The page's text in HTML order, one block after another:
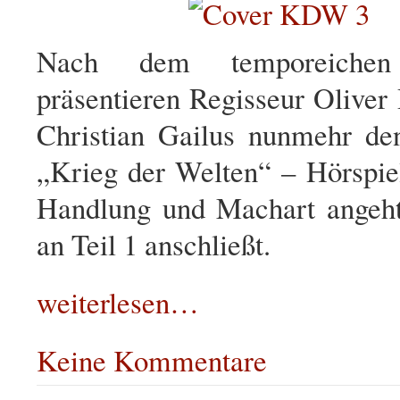
Nach dem
präsentieren Regisseur
Christian Gailus nunmehr
„Krieg der Welten“ –
Handlung und Machart
an Teil 1 anschließt.
weiterlesen…
Keine Kommentare